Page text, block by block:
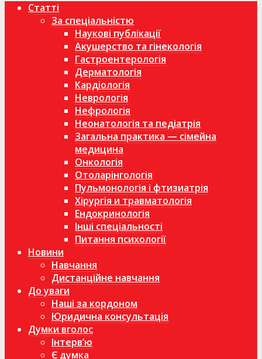
Статті
За спеціальністю
Наукові публікації
Акушерство та гінекологія
Гастроентерологія
Дерматологія
Кардіологія
Неврологія
Нефрологія
Неонатологія та педіатрія
Загальна практика — сімейна
медицина
Онкологія
Отоларінгологія
Пульмонологія і фтизиатрія
Хірургія и травматологія
Ендокринологія
Інші спеціальності
Питання психології
Новини
Навчання
Дистанційне навчання
До уваги
Наші за кордоном
Юридична консультація
Думки вголос
Інтерв’ю
Є думка